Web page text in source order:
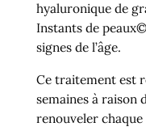
hyaluronique de
Instants de
signes de l’âge.
Ce traitement est
semaines à raison
renouveler